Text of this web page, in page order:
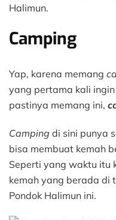
Halimun.
Camping
Yap, karena memang
yang pertama kali
pastinya memang ini,
Camping di sini punya
bisa membuat kemah
Seperti yang waktu itu
kemah yang berada di
Pondok Halimun ini.